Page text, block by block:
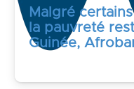
Malgré
la pauvreté
Guinée,